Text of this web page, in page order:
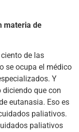
materia de
de las
se ocupa el médico
Y
diciendo que con
eutanasia. Eso es
paliativos.
paliativos